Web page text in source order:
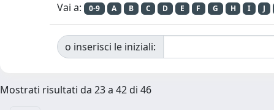
Vai a: 0-9 A B C D E F G H I J
o inserisci le iniziali:
Mostrati risultati da 23 a 42 di 46